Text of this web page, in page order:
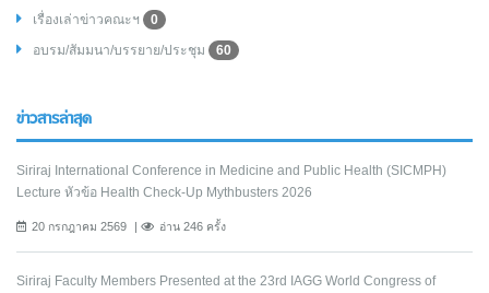
เรื่องเล่าข่าวคณะฯ
0
อบรม/สัมมนา/บรรยาย/ประชุม
60
ข่าวสารล่าสุด
Siriraj International Conference in Medicine and Public Health (SICMPH)
Lecture หัวข้อ Health Check-Up Mythbusters 2026
20 กรกฎาคม 2569 อ่าน 246 ครั้ง
Siriraj Faculty Members Presented at the 23rd IAGG World Congress of